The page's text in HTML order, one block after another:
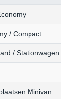
/ Compact
/ Stationwagen
Minivan